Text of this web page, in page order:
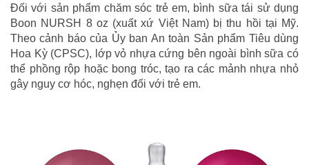
Đối với sản phẩm chăm sóc trẻ em, bình sữa tái sử dụng
Boon NURSH 8 oz (xuất xứ Việt Nam) bị thu hồi tại Mỹ.
Theo cảnh báo của Ủy ban An toàn Sản phẩm Tiêu dùng
Hoa Kỳ (CPSC), lớp vỏ nhựa cứng bên ngoài bình sữa có
thể phồng rộp hoặc bong tróc, tạo ra các mảnh nhựa nhỏ
gây nguy cơ hóc, nghẹn đối với trẻ em.